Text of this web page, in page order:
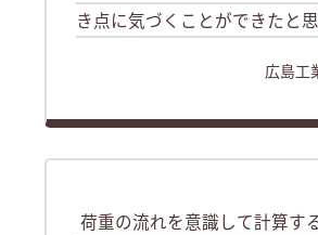
き点に気づくことができたと思
広島
荷重の流れを意識して計算す